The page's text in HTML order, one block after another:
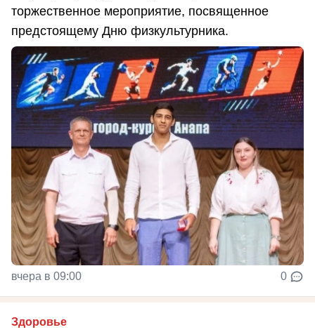
торжественное мероприятие, посвященное
предстоящему Дню физкультурника.
вчера в 09:00 0
Здоровье